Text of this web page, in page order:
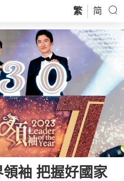
繁 简
袖 把握好國家